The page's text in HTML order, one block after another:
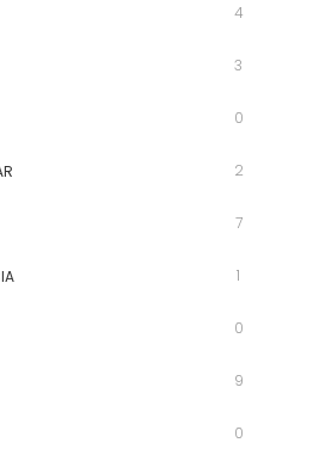
4
3
0
2
7
1
0
9
0